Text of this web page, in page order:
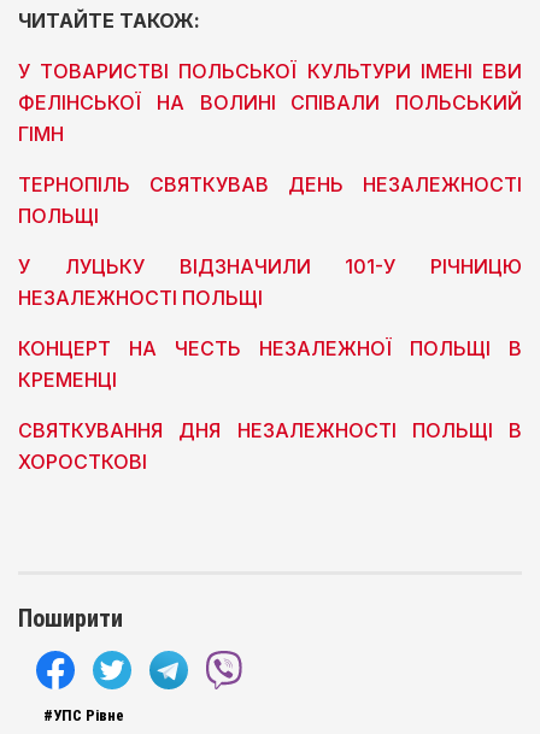
ЧИТАЙТЕ ТАКОЖ:
У ТОВАРИСТВІ ПОЛЬСЬКОЇ КУЛЬТУРИ ІМЕНІ ЕВИ
ФЕЛІНСЬКОЇ НА ВОЛИНІ СПІВАЛИ ПОЛЬСЬКИЙ
ГІМН
ТЕРНОПІЛЬ СВЯТКУВАВ ДЕНЬ НЕЗАЛЕЖНОСТІ
ПОЛЬЩІ
У ЛУЦЬКУ ВІДЗНАЧИЛИ 101-У РІЧНИЦЮ
НЕЗАЛЕЖНОСТІ ПОЛЬЩІ
КОНЦЕРТ НА ЧЕСТЬ НЕЗАЛЕЖНОЇ ПОЛЬЩІ В
КРЕМЕНЦІ
СВЯТКУВАННЯ ДНЯ НЕЗАЛЕЖНОСТІ ПОЛЬЩІ В
ХОРОСТКОВІ
Поширити
#УПС Рівне